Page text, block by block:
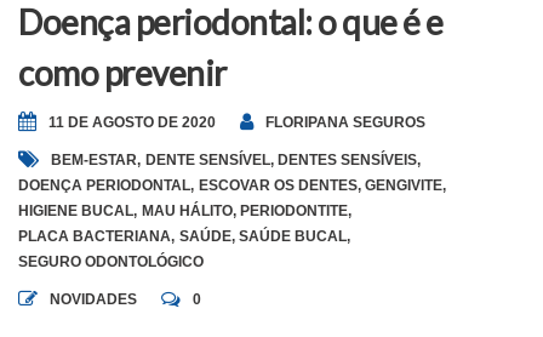
Doença periodontal: o que é e
como prevenir
11 DE AGOSTO DE 2020 FLORIPANA SEGUROS
BEM-ESTAR, DENTE SENSÍVEL, DENTES SENSÍVEIS,
DOENÇA PERIODONTAL, ESCOVAR OS DENTES, GENGIVITE,
HIGIENE BUCAL, MAU HÁLITO, PERIODONTITE,
PLACA BACTERIANA, SAÚDE, SAÚDE BUCAL,
SEGURO ODONTOLÓGICO
NOVIDADES 0